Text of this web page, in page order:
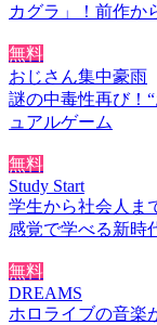
カグラ」！前作か
無料
おじさん集中豪雨
謎の中毒性再び！
ュアルゲーム
無料
Study Start
学生から社会人ま
感覚で学べる新時
無料
DREAMS
ホロライブの音楽